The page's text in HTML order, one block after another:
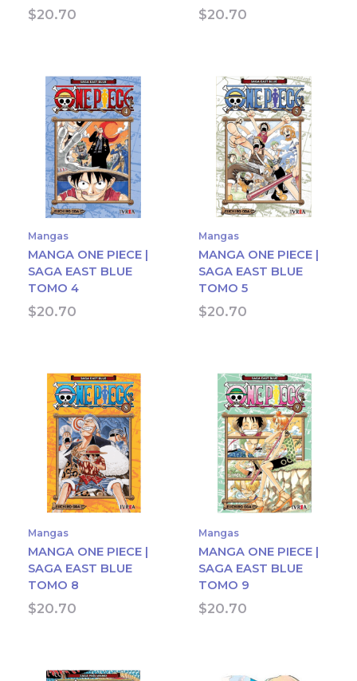
$20.70 $20.70
Mangas
MANGA ONE PIECE |
SAGA EAST BLUE
TOMO 4
$20.70
Mangas
MANGA ONE PIECE |
SAGA EAST BLUE
TOMO 5
$20.70
Mangas
MANGA ONE PIECE |
SAGA EAST BLUE
TOMO 8
$20.70
Mangas
MANGA ONE PIECE |
SAGA EAST BLUE
TOMO 9
$20.70